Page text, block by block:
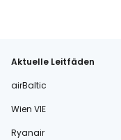
Aktuelle Leitfäden
airBaltic
Wien VIE
Ryanair